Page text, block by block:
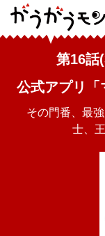
第16話
公式アプリ「
その門番、最
士、